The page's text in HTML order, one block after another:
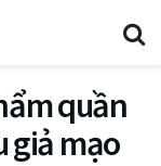
quần
giả mạo